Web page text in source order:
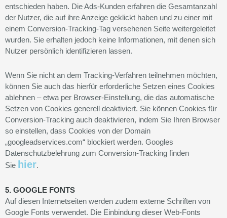
entschieden haben. Die Ads-Kunden erfahren die Gesamtanzahl
der Nutzer, die auf ihre Anzeige geklickt haben und zu einer mit
einem Conversion-Tracking-Tag versehenen Seite weitergeleitet
wurden. Sie erhalten jedoch keine Informationen, mit denen sich
Nutzer persönlich identifizieren lassen.
Wenn Sie nicht an dem Tracking-Verfahren teilnehmen möchten,
können Sie auch das hierfür erforderliche Setzen eines Cookies
ablehnen – etwa per Browser-Einstellung, die das automatische
Setzen von Cookies generell deaktiviert. Sie können Cookies für
Conversion-Tracking auch deaktivieren, indem Sie Ihren Browser
so einstellen, dass Cookies von der Domain
„googleadservices.com“ blockiert werden. Googles
Datenschutzbelehrung zum Conversion-Tracking finden
Sie hier.
5. GOOGLE FONTS
Auf diesen Internetseiten werden zudem externe Schriften von
Google Fonts verwendet. Die Einbindung dieser Web-Fonts